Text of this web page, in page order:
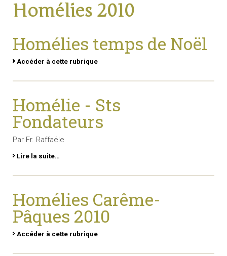
Homélies 2010
Homélies temps de Noël
Accéder à cette rubrique
Homélie - Sts
Fondateurs
Par Fr. Raffaële
Lire la suite…
Homélies Carême-
Pâques 2010
Accéder à cette rubrique